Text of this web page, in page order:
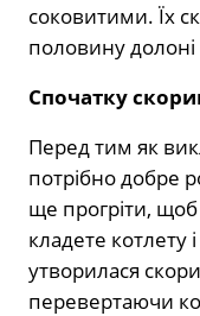
соковитими. Їх
половину
Спочатку
Перед тим як
потрібно добре
ще прогріти,
кладете
утворилася
перевертаючи